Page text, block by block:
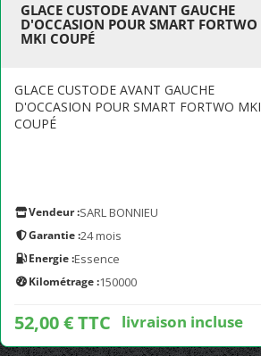
GLACE CUSTODE AVANT GAUCHE
D'OCCASION POUR SMART FORTWO
MKI COUPÉ
GLACE CUSTODE AVANT GAUCHE
D'OCCASION POUR SMART FORTWO MKI
COUPÉ
Vendeur :SARL BONNIEU
Garantie :24 mois
Energie :Essence
Kilométrage :150000
52,00 € TTC livraison incluse